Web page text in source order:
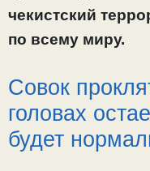
чекистский
по всему миру.
Совок
головах
будет